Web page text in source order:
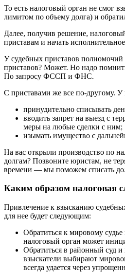
То есть налоговый орган не смог
лимитом по объему долга) и
Далее, получив решение,
приставам и начать
У судебных приставов полномочий
приставов? Может. Но надо
По запросу ФССП и ФНС.
С приставами же все по-другому. У
принудительно списывать
вводить запрет на выезд с
меры на любые сделки с ним;
изымать имущество с
На вас открыли производство по
долгам? Позвоните юристам, не
времени — мы поможем списать
Каким образом налоговая
Привлечение к взысканию
для нее будет следующим:
Обратиться к мировому
налоговый орган может
Обратиться в районный суд и
взыскатели выбирают
всегда удается через